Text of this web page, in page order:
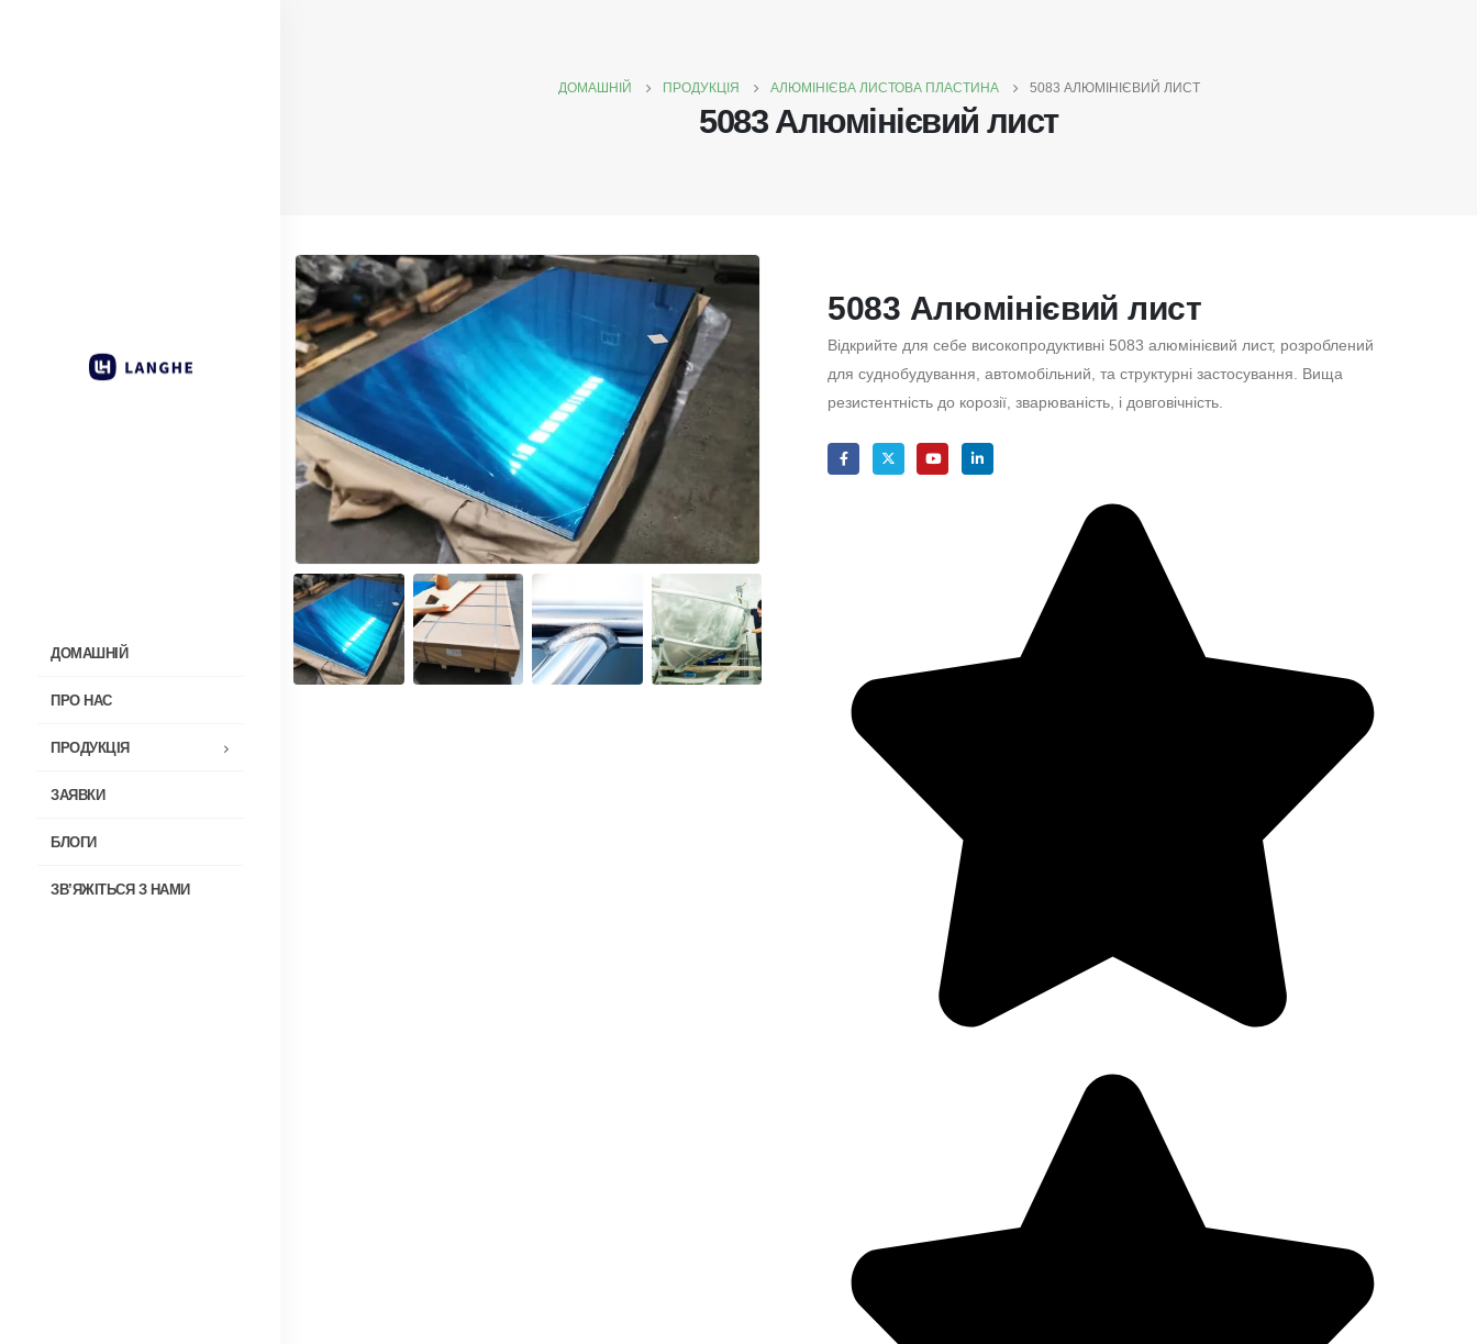
ДОМАШНІЙ
ПРО НАС
ПРОДУКЦІЯ
ЗАЯВКИ
БЛОГИ
ЗВ’ЯЖІТЬСЯ З НАМИ
ДОМАШНІЙ ПРОДУКЦІЯ АЛЮМІНІЄВА ЛИСТОВА ПЛАСТИНА 5083 АЛЮМІНІЄВИЙ ЛИСТ
5083 Алюмінієвий лист
5083 Алюмінієвий лист
Відкрийте для себе високопродуктивні 5083 алюмінієвий лист, розроблений
для суднобудування, автомобільний, та структурні застосування. Вища
резистентність до корозії, зварюваність, і довговічність.